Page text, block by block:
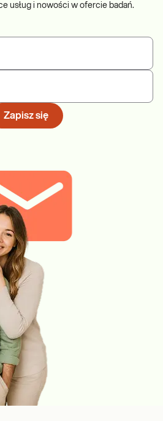
usług i nowości w ofercie badań.
Zapisz się